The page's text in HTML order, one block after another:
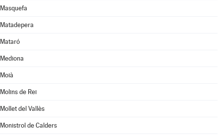
Masquefa
Matadepera
Mataró
Mediona
Moià
Molins de Rei
Mollet del Vallès
Monistrol de Calders